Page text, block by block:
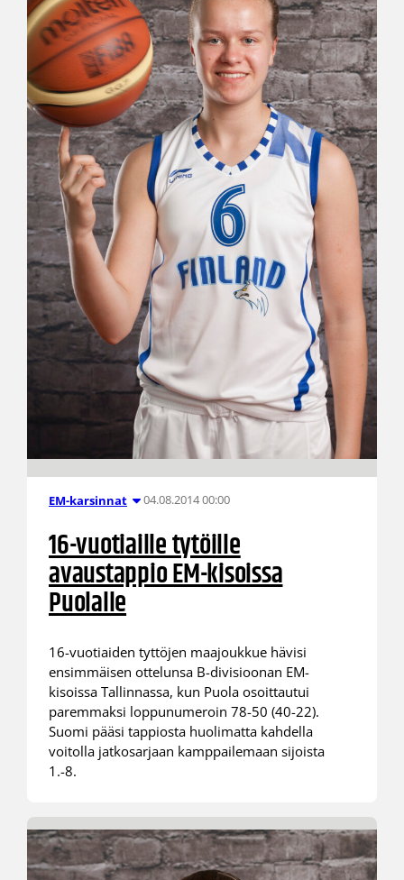
EM-karsinnat 04.08.2014 00:00
16-vuotiaille tytöille
avaustappio EM-kisoissa
Puolalle
16-vuotiaiden tyttöjen maajoukkue hävisi
ensimmäisen ottelunsa B-divisioonan EM-
kisoissa Tallinnassa, kun Puola osoittautui
paremmaksi loppunumeroin 78-50 (40-22).
Suomi pääsi tappiosta huolimatta kahdella
voitolla jatkosarjaan kamppailemaan sijoista
1.-8.